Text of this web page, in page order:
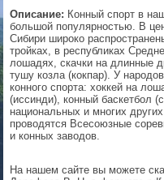
Описание: Конный спорт в
большой популярностью. В
Сибири широко
тройках, в республиках
лошадях, скачки на длинные
тушу козла (кокпар). У
конного спорта: хоккей на
(иссинди), конный баскетбол
национальных и многих
проводятся Всесоюзные
и конных заводов.
На нашем сайте вы можете
▼
▼